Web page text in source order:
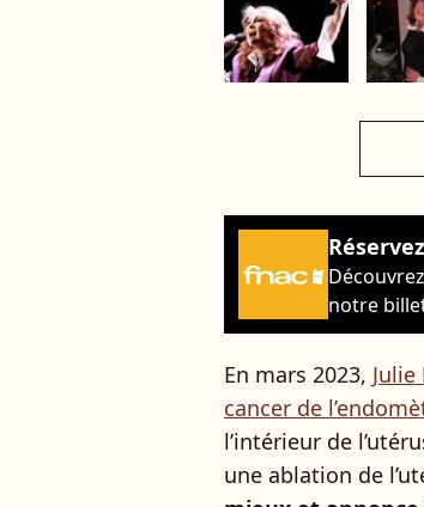
notre
En mars 2023,
cancer de
l’intérieur de
une ablation de